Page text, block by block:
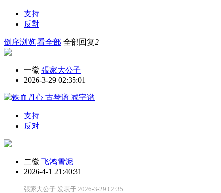
支持
反對
倒序浏览 看全部 全部回复2
一徽 張家大公子
2026-3-29 02:35:01
支持
反对
二徽 飞鸿雪泥
2026-4-1 21:40:31
張家大公子 发表于 2026-3-29 02:35